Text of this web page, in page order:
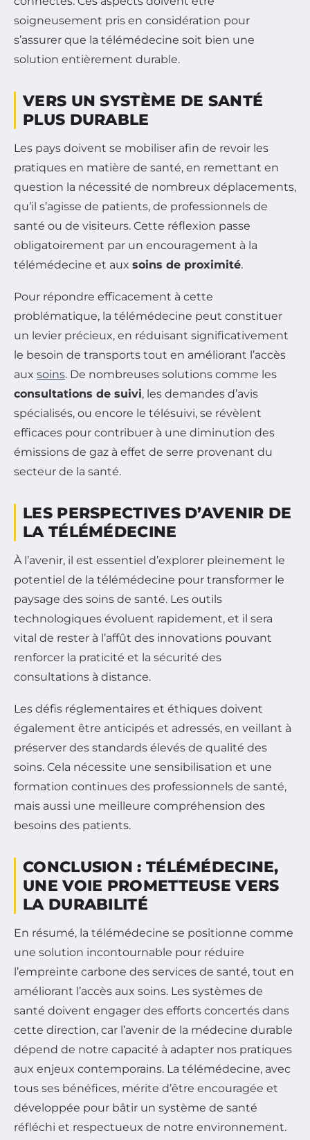
soigneusement pris en considération pour
s’assurer que la télémédecine soit bien une
solution entièrement durable.
VERS UN SYSTÈME DE SANTÉ
PLUS DURABLE
Les pays doivent se mobiliser afin de revoir les
pratiques en matière de santé, en remettant en
question la nécessité de nombreux déplacements,
qu’il s’agisse de patients, de professionnels de
santé ou de visiteurs. Cette réflexion passe
obligatoirement par un encouragement à la
télémédecine et aux soins de proximité.
Pour répondre efficacement à cette
problématique, la télémédecine peut constituer
un levier précieux, en réduisant significativement
le besoin de transports tout en améliorant l’accès
aux soins. De nombreuses solutions comme les
consultations de suivi, les demandes d’avis
spécialisés, ou encore le télésuivi, se révèlent
efficaces pour contribuer à une diminution des
émissions de gaz à effet de serre provenant du
secteur de la santé.
LES PERSPECTIVES D’AVENIR DE
LA TÉLÉMÉDECINE
À l’avenir, il est essentiel d’explorer pleinement le
potentiel de la télémédecine pour transformer le
paysage des soins de santé. Les outils
technologiques évoluent rapidement, et il sera
vital de rester à l’affût des innovations pouvant
renforcer la praticité et la sécurité des
consultations à distance.
Les défis réglementaires et éthiques doivent
également être anticipés et adressés, en veillant à
préserver des standards élevés de qualité des
soins. Cela nécessite une sensibilisation et une
formation continues des professionnels de santé,
mais aussi une meilleure compréhension des
besoins des patients.
CONCLUSION : TÉLÉMÉDECINE,
UNE VOIE PROMETTEUSE VERS
LA DURABILITÉ
En résumé, la télémédecine se positionne comme
une solution incontournable pour réduire
l’empreinte carbone des services de santé, tout en
améliorant l’accès aux soins. Les systèmes de
santé doivent engager des efforts concertés dans
cette direction, car l’avenir de la médecine durable
dépend de notre capacité à adapter nos pratiques
aux enjeux contemporains. La télémédecine, avec
tous ses bénéfices, mérite d’être encouragée et
développée pour bâtir un système de santé
réfléchi et respectueux de notre environnement.